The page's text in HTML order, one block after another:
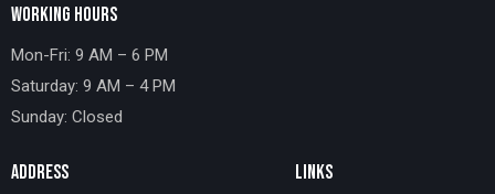
WORKING HOURS
Mon-Fri: 9 AM – 6 PM
Saturday: 9 AM – 4 PM
Sunday: Closed
ADDRESS LINKS